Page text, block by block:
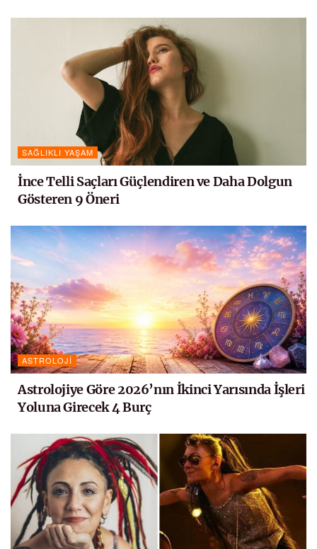
SAĞLIKLI YAŞAM
İnce Telli Saçları Güçlendiren ve Daha Dolgun
Gösteren 9 Öneri
ASTROLOJI
Astrolojiye Göre 2026’nın İkinci Yarısında İşleri
Yoluna Girecek 4 Burç